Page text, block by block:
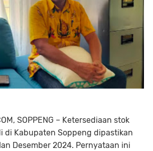
SOPPENG – Ketersediaan stok
di Kabupaten Soppeng dipastikan
Desember 2024. Pernyataan ini